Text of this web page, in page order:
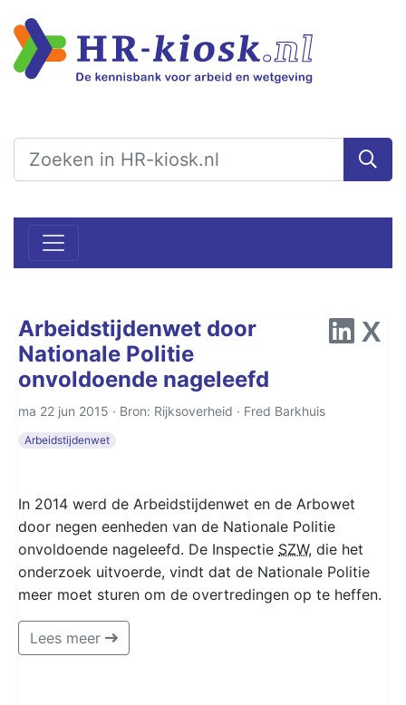
Arbeidstijdenwet door
Nationale Politie
onvoldoende nageleefd
ma 22 jun 2015 · Bron: Rijksoverheid · Fred Barkhuis
Arbeidstijdenwet
In 2014 werd de Arbeidstijdenwet en de Arbowet
door negen eenheden van de Nationale Politie
onvoldoende nageleefd. De Inspectie SZW, die het
onderzoek uitvoerde, vindt dat de Nationale Politie
meer moet sturen om de overtredingen op te heffen.
Lees meer